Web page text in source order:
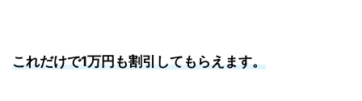
これだけで1万円も割引してもらえます。